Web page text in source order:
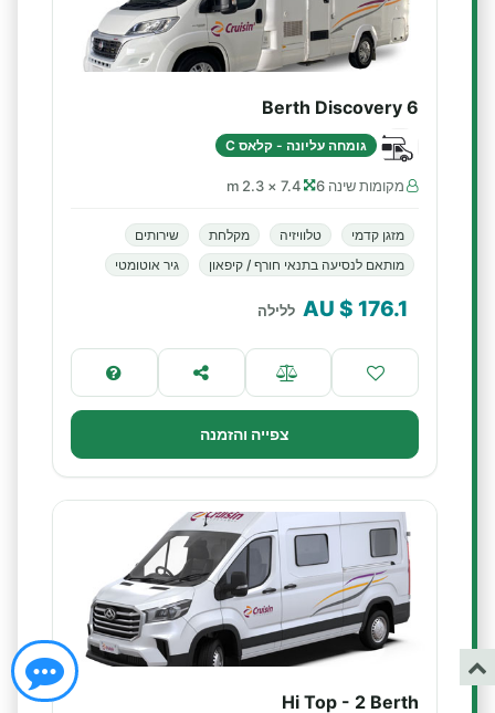
6 Berth Discovery
גומחה עליונה - קלאס C
מקומות שינה 6 7.4 × 2.3 m
מזגן קדמי טלוויזיה מקלחת
שירותים
מותאם לנסיעה בתנאי חורף / קיפאון
גיר אוטומטי
176.1
$ AU ללילה
צפייה והזמנה
Hi Top - 2 Berth